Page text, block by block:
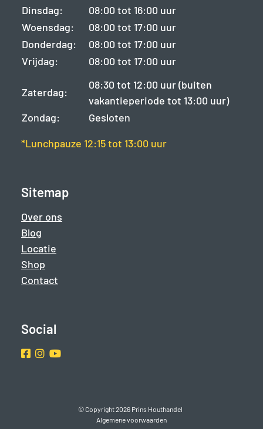
Dinsdag:
08:00 tot 16:00 uur
Woensdag:
08:00 tot 17:00 uur
Donderdag:
08:00 tot 17:00 uur
Vrijdag:
08:00 tot 17:00 uur
Zaterdag:
08:30 tot 12:00 uur (buiten
vakantieperiode tot 13:00 uur)
Zondag:
Gesloten
*Lunchpauze 12:15 tot 13:00 uur
Sitemap
Over ons
Blog
Locatie
Shop
Contact
Social
Facebook
Instragram
Youtube
© Copyright 2026 Prins Houthandel
Algemene voorwaarden